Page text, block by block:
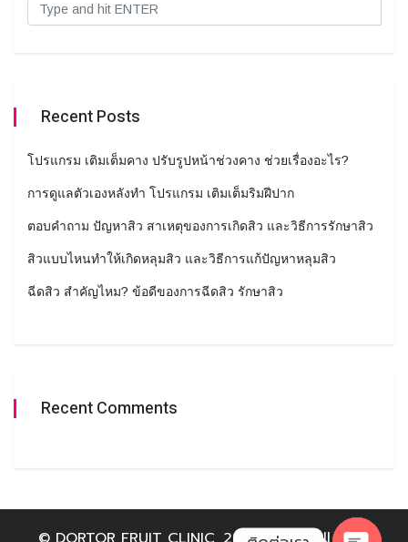
Recent Posts
โปรแกรม เติมเต็มคาง ปรับรูปหน้าช่วงคาง ช่วยเรื่องอะไร?
การดูแลตัวเองหลังทำ โปรแกรม เติมเต็มริมฝีปาก
ตอบคำถาม ปัญหาสิว สาเหตุของการเกิดสิว และวิธีการรักษาสิว
สิวแบบไหนทำให้เกิดหลุมสิว และวิธีการแก้ปัญหาหลุมสิว
ฉีดสิว สำคัญไหม? ข้อดีของการฉีดสิว รักษาสิว
Recent Comments